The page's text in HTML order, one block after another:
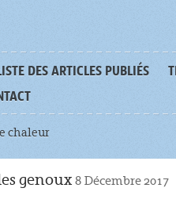
DES ARTICLES PUBLIÉS
chaleur
genoux 8 Décembre 2017